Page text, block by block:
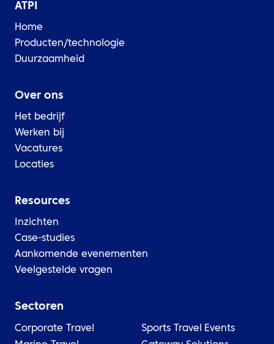
ATPI
Home
Producten/technologie
Duurzaamheid
Over ons
Het bedrijf
Werken bij
Vacatures
Locaties
Resources
Inzichten
Case-studies
Aankomende evenementen
Veelgestelde vragen
Sectoren
Corporate Travel
Sports Travel
Events